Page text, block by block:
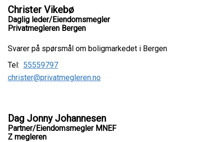
Christer Vikebø
Daglig leder/Eiendomsmegler
Privatmegleren Bergen
Svarer på spørsmål om boligmarkedet i Bergen
Tel: 55559797
christer@privatmegleren.no
Dag Jonny Johannesen
Partner/Eiendomsmegler MNEF
Z megleren